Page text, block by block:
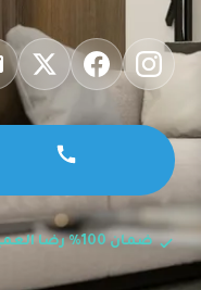
ضمان 100% رضا العميل